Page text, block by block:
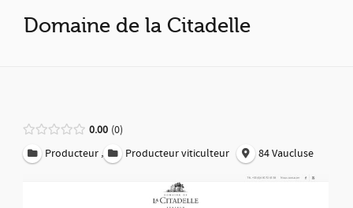
Domaine de la Citadelle
0.00 0
Producteur , Producteur viticulteur 84 Vaucluse